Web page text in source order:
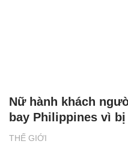
THẾ GIỚI
Nữ hành khách
bay Philippines vì